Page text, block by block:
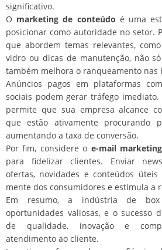
significativo.
O marketing de conteúdo é uma
posicionar como autoridade no setor.
que abordem temas relevantes,
vidro ou dicas de manutenção, não
também melhora o ranqueamento nas
Anúncios pagos em plataformas
sociais podem gerar tráfego imediato.
permite que sua empresa alcance
que estão ativamente procurando
aumentando a taxa de conversão.
Por fim, considere o e-mail marketing
para fidelizar clientes. Enviar
ofertas, novidades e conteúdos
mente dos consumidores e estimula a
Em resumo, a indústria de
oportunidades valiosas, e o sucesso
de qualidade, inovação e
atendimento ao cliente.